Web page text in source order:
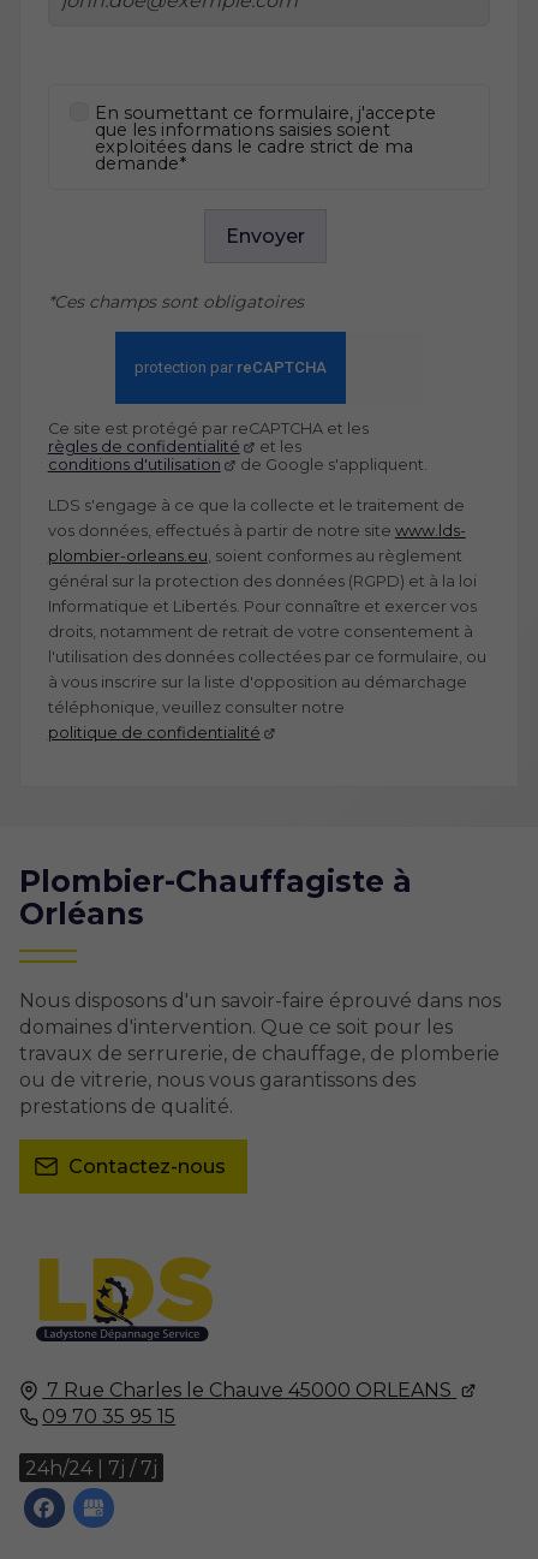
En soumettant ce formulaire, j'accepte
que les informations saisies soient
exploitées dans le cadre strict de ma
demande*
Envoyer
*Ces champs sont obligatoires
Ce site est protégé par reCAPTCHA et les
règles de confidentialité
et les
conditions d'utilisation
de Google s'appliquent.
LDS s'engage à ce que la collecte et le traitement de
vos données, effectués à partir de notre site www.lds-
plombier-orleans.eu , soient conformes au règlement
général sur la protection des données (RGPD) et à la loi
Informatique et Libertés. Pour connaître et exercer vos
droits, notamment de retrait de votre consentement à
l'utilisation des données collectées par ce formulaire, ou
à vous inscrire sur la liste d'opposition au démarchage
téléphonique, veuillez consulter notre
politique de confidentialité
7 Rue Charles le Chauve 45000 ORLEANS
09 70 35 95 15
24h/24 | 7j / 7j
Plombier-Chauffagiste à
Orléans
Nous disposons d'un savoir-faire éprouvé dans nos
domaines d'intervention. Que ce soit pour les
travaux de serrurerie, de chauffage, de plomberie
ou de vitrerie, nous vous garantissons des
prestations de qualité.
Contactez-nous